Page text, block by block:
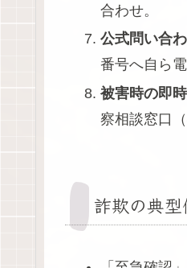
合わせ。
公式問い合
番号へ自ら電
被害時の即
察相談窓口
詐欺の典